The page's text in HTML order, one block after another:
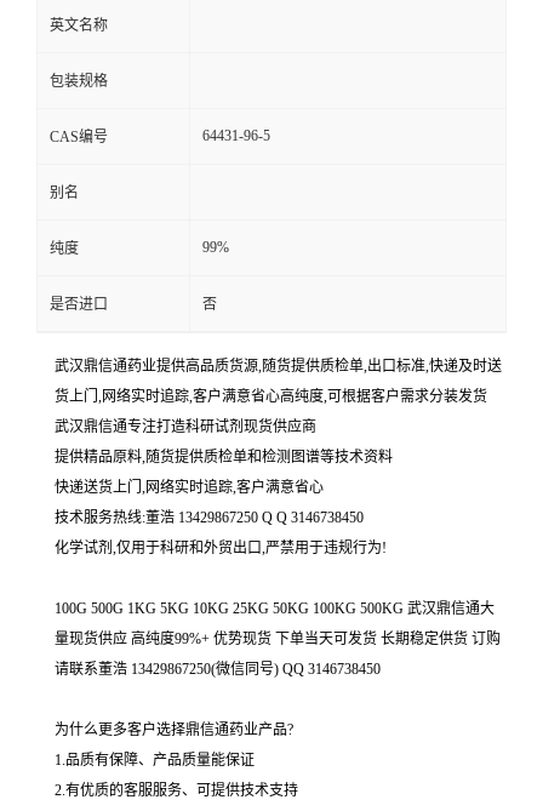
英文名称
包装规格
CAS编号 64431-96-5
别名
纯度 99%
是否进口 否
武汉鼎信通药业提供高品质货源,随货提供质检单,出口标准,快递及时送
货上门,网络实时追踪,客户满意省心高纯度,可根据客户需求分装发货
武汉鼎信通专注打造科研试剂现货供应商
提供精品原料,随货提供质检单和检测图谱等技术资料
快递送货上门,网络实时追踪,客户满意省心
技术服务热线:董浩 13429867250 Q Q 3146738450
化学试剂,仅用于科研和外贸出口,严禁用于违规行为!
100G 500G 1KG 5KG 10KG 25KG 50KG 100KG 500KG 武汉鼎信通大
量现货供应 高纯度99%+ 优势现货 下单当天可发货 长期稳定供货 订购
请联系董浩 13429867250(微信同号) QQ 3146738450
为什么更多客户选择鼎信通药业产品?
1.品质有保障、产品质量能保证
2.有优质的客服服务、可提供技术支持